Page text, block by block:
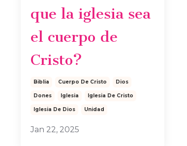
que la iglesia sea
el cuerpo de
Cristo?
Biblia Cuerpo De Cristo Dios
Dones Iglesia Iglesia De Cristo
Iglesia De Dios Unidad
Jan 22, 2025